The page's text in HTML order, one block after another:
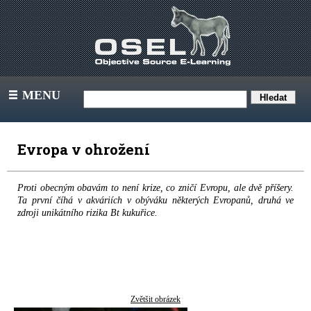
III MENU
Evropa v ohrožení
Proti obecným obavám to není krize, co zničí Evropu, ale dvě příšery.
Ta první číhá v akváriích v obýváku některých Evropanů, druhá ve
zdroji unikátního rizika Bt kukuřice.
Zvětšit obrázek